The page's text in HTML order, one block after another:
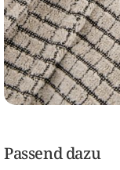
Passend dazu